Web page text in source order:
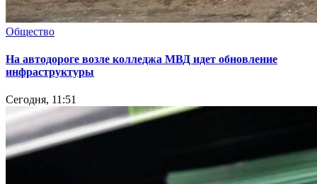
Общество
На автодороге возле колледжа МВД идет обновление
инфраструктуры
Сегодня, 11:51